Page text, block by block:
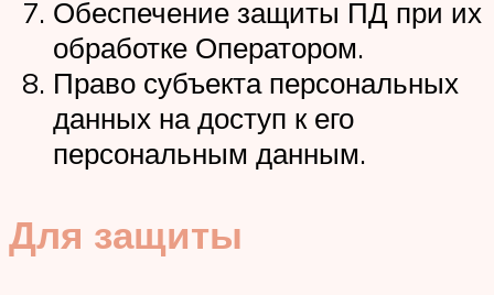
Обеспечение защиты ПД при их
обработке Оператором.
Право субъекта персональных
данных на доступ к его
персональным данным.
Для защиты